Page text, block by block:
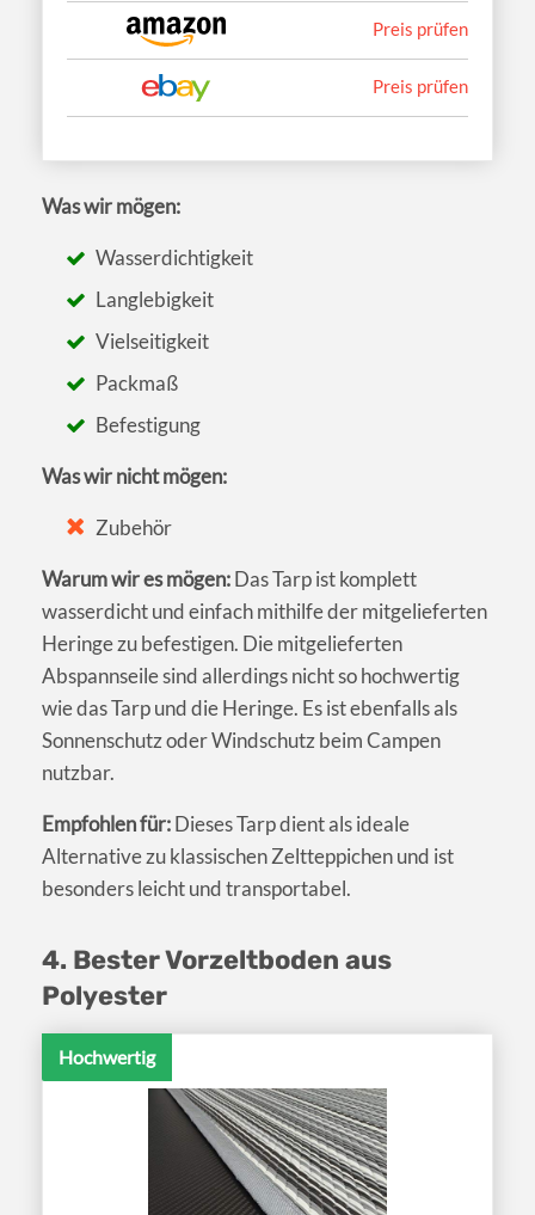
Preis prüfen
Preis prüfen
Was wir mögen:
Wasserdichtigkeit
Langlebigkeit
Vielseitigkeit
Packmaß
Befestigung
Was wir nicht mögen:
Zubehör
Warum wir es mögen:Das Tarp ist komplett
wasserdicht und einfach mithilfe der mitgelieferten
Heringe zu befestigen. Die mitgelieferten
Abspannseile sind allerdings nicht so hochwertig
wie das Tarp und die Heringe. Es ist ebenfalls als
Sonnenschutz oder Windschutz beim Campen
nutzbar.
Empfohlen für:Dieses Tarp dient als ideale
Alternative zu klassischen Zeltteppichen und ist
besonders leicht und transportabel.
4. Bester Vorzeltboden aus
Polyester
Hochwertig